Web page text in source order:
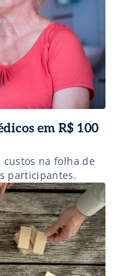
em R$ 100
custos na folha de
participantes.